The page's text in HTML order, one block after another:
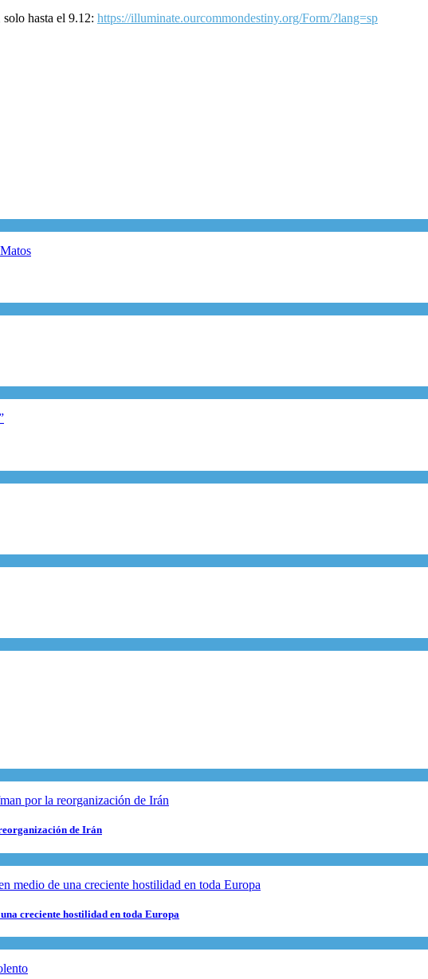
hasta el 9.12: https://illuminate.ourcommondestiny.org/Form/?lang=sp
de Irán
creciente hostilidad en toda Europa